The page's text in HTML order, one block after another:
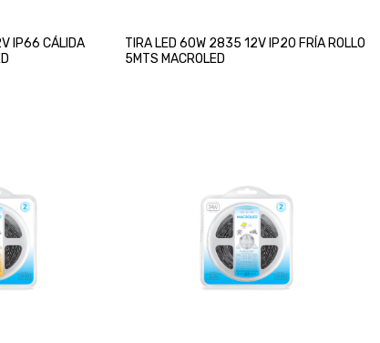
IP66 CÁLIDA
TIRA LED 60W 2835 12V IP20 FRÍA ROLLO
5MTS MACROLED